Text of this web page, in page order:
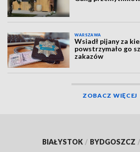
WARSZAWA
Wsiadł pijany za
powstrzymało go
zakazów
ZOBACZ WIĘCEJ
BIAŁYSTOK / BYDGOSZCZ /